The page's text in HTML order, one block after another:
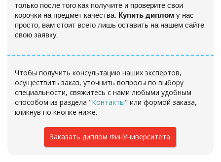
только после того как получите и проверите свои
корочки на предмет качества. Купить диплом у нас
просто, вам стоит всего лишь оставить на нашем сайте
свою заявку
Чтобы получить консультацию наших экспертов,
осуществить заказ, уточнить вопросы по выбору
специальности, свяжитесь с нами любыми удобным
способом из раздела "Контакты" или формой заказа,
кликнув по кнопке ниже.
Заказать диплом ФинУниверситета